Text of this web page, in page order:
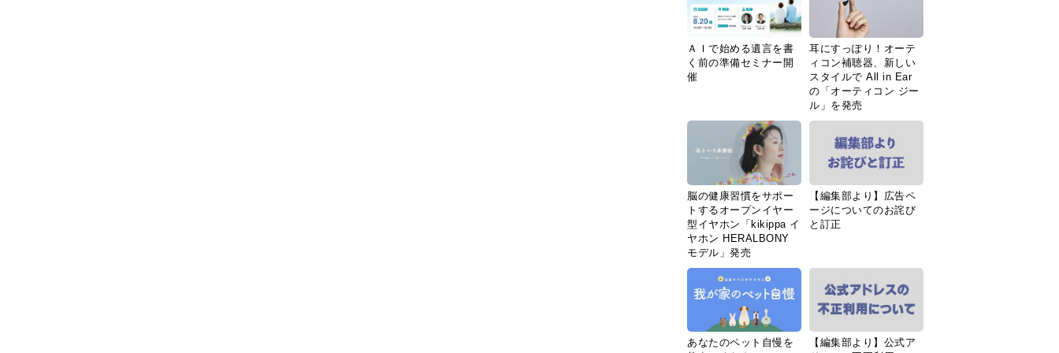
ＡＩで始める遺言を書
く前の準備セミナー開
催
耳にすっぽり！オーテ
ィコン補聴器、新しい
スタイルで All in Ear
の「オーティコン ジー
ル」を発売
脳の健康習慣をサポー
トするオープンイヤー
型イヤホン「kikippa イ
ヤホン HERALBONY
モデル」発売
【編集部より】広告ペ
ージについてのお詫び
と訂正
あなたのペット自慢を
【編集部より】公式ア